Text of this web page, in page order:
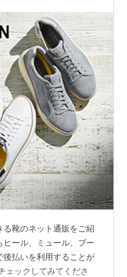
る靴のネット通販をご紹
ール、ミュール、ブー
後払いを利用することが
ェックしてみてくださ